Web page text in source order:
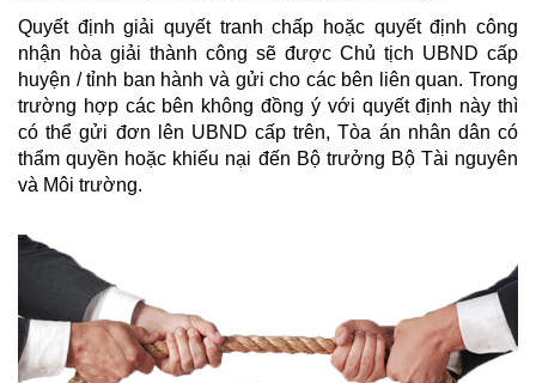
Quyết định giải quyết tranh chấp hoặc quyết định công
nhận hòa giải thành công sẽ được Chủ tịch UBND cấp
huyện / tỉnh ban hành và gửi cho các bên liên quan. Trong
trường hợp các bên không đồng ý với quyết định này thì
có thể gửi đơn lên UBND cấp trên, Tòa án nhân dân có
thẩm quyền hoặc khiếu nại đến Bộ trưởng Bộ Tài nguyên
và Môi trường.